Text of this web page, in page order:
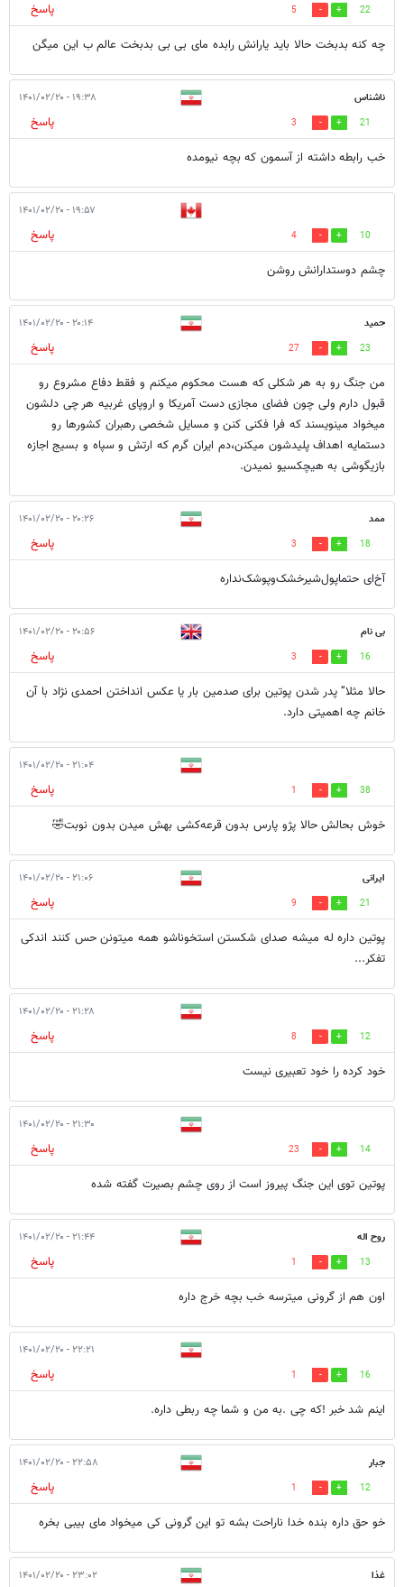
22
5
پاسخ
چه کنه بدبخت حالا باید یارانش رابده مای بی بی بدبخت عالم ب این میگن
ناشناس ۱۹:۳۸ - ۱۴۰۱/۰۲/۲۰
21
3
پاسخ
خب رابطه داشته از آسمون که بچه نیومده
۱۹:۵۷ - ۱۴۰۱/۰۲/۲۰
10
4
پاسخ
چشم دوستدارانش روشن
حمید ۲۰:۱۴ - ۱۴۰۱/۰۲/۲۰
23
27
پاسخ
من جنگ رو به هر شکلی که هست محکوم میکنم و فقط دفاع مشروع رو
قبول دارم ولی چون فضای مجازی دست آمریکا و اروپای غربیه هر چی دلشون
میخواد مینویسند که فرا فکنی کنن و مسایل شخصی رهبران کشورها رو
دستمایه اهداف پلیدشون میکنن،دم ایران گرم که ارتش و سپاه و بسیج اجازه
بازیگوشی به هیچکسیو نمیدن.
ممد ۲۰:۲۶ - ۱۴۰۱/۰۲/۲۰
18
3
پاسخ
آخ‌ای حتماپول‌شیرخشک‌وپوشک‌نداره
بی نام ۲۰:۵۶ - ۱۴۰۱/۰۲/۲۰
16
3
پاسخ
حالا مثلا” پدر شدن پوتین برای صدمین بار یا عکس انداختن احمدی نژاد با آن
خانم چه اهمیتی دارد.
۲۱:۰۴ - ۱۴۰۱/۰۲/۲۰
38
1
پاسخ
خوش بحالش حالا پژو پارس بدون قرعه‌کشی بهش میدن بدون نوبت🤣
ایرانی ۲۱:۰۶ - ۱۴۰۱/۰۲/۲۰
21
9
پاسخ
پوتین داره له میشه صدای شکستن استخوناشو همه میتونن حس کنند اندکی
تفکر...
۲۱:۲۸ - ۱۴۰۱/۰۲/۲۰
12
8
پاسخ
خود کرده را خود تعبیری نیست
۲۱:۳۰ - ۱۴۰۱/۰۲/۲۰
14
23
پاسخ
پوتین توی این جنگ پیروز است از روی چشم بصیرت گفته شده
روح اله ۲۱:۴۴ - ۱۴۰۱/۰۲/۲۰
13
1
پاسخ
اون هم از گرونی میترسه خب بچه خرج داره
۲۲:۲۱ - ۱۴۰۱/۰۲/۲۰
16
1
پاسخ
اینم شد خبر !که چی .به من و شما چه ربطی داره.
جبار ۲۲:۵۸ - ۱۴۰۱/۰۲/۲۰
12
1
پاسخ
خو حق داره بنده خدا ناراحت بشه تو این گرونی کی میخواد مای بیبی بخره
غذا ۲۳:۰۲ - ۱۴۰۱/۰۲/۲۰